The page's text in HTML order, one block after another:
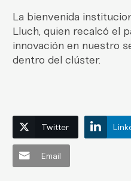
La bienvenida
Lluch, quien recalcó el
innovación en nuestro
dentro del clúster.
Twitter
Email